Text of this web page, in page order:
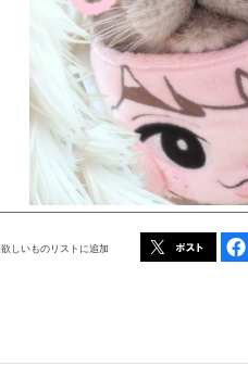
欲しいものリストに追加